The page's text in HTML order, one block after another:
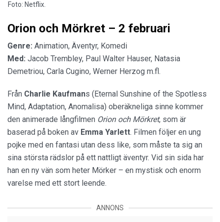
Foto: Netflix.
Orion och Mörkret – 2 februari
Genre: Animation, Äventyr, Komedi
Med: Jacob Trembley, Paul Walter Hauser, Natasia
Demetriou, Carla Cugino, Werner Herzog m.fl.
Från Charlie Kaufmans (Eternal Sunshine of the Spotless
Mind, Adaptation, Anomalisa) oberäkneliga sinne kommer
den animerade långfilmen Orion och Mörkret, som är
baserad på boken av Emma Yarlett. Filmen följer en ung
pojke med en fantasi utan dess like, som måste ta sig an
sina största rädslor på ett nattligt äventyr. Vid sin sida har
han en ny vän som heter Mörker – en mystisk och enorm
varelse med ett stort leende.
ANNONS